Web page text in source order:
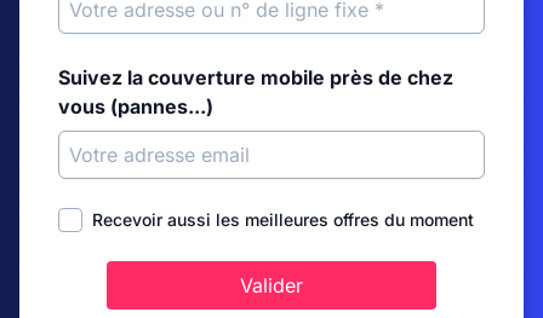
Suivez la couverture mobile près de chez
vous (pannes...)
Recevoir aussi les meilleures offres du moment
Valider